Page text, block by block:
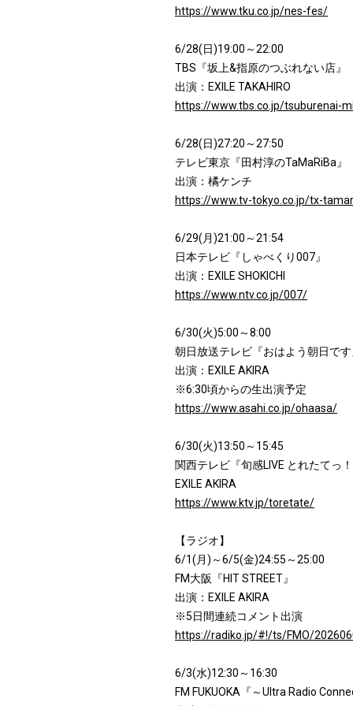
https://www.tku.co.jp/nes-fes/
6/28(日)19:00～22:00
TBS『坂上&指原のつぶれない店』
出演：EXILE TAKAHIRO
https://www.tbs.co.jp/tsuburenai-
6/28(日)27:20～27:50
テレビ東京『田村淳のTaMaRiBa』
出演：橘ケンチ
https://www.tv-tokyo.co.jp/tx-
6/29(月)21:00～21:54
日本テレビ『しゃべくり007』
出演：EXILE SHOKICHI
https://www.ntv.co.jp/007/
6/30(火)5:00～8:00
朝日放送テレビ『おはよう朝日です
出演：EXILE AKIRA
※6:30頃からの生出演予定
https://www.asahi.co.jp/ohaasa/
6/30(火)13:50～15:45
関西テレビ『旬感LIVE とれたてっ！
EXILE AKIRA
https://www.ktv.jp/toretate/
【ラジオ】
6/1(月)～6/5(金)24:55～25:00
FM大阪『HIT STREET』
出演：EXILE AKIRA
※5日間連続コメント出演
https://radiko.jp/#!/ts/FMO/
6/3(水)12:30～16:30
FM FUKUOKA『～Ultra Radio